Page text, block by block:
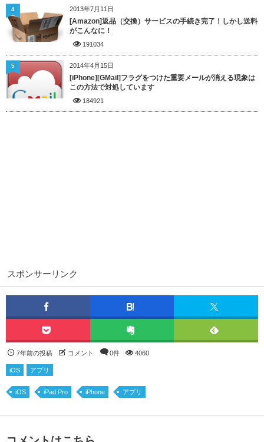
2013年7月11日
[Amazon]返品（交換）サービスの手続き完了！しかし送料
がこんなに！
191034
4
2014年4月15日
[iPhone][GMail]フラグをつけた重要メールが消える現象は
この方法で対処しています
184921
5
スポンサーリンク
7年前の投稿 コメント 0件 4060
iOS アプリ
iOS iPad Pro iPhone アプリ